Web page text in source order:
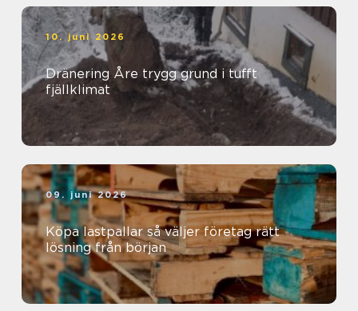
10. juni 2026
Dränering Åre trygg grund i tufft
fjällklimat
09. juni 2026
Köpa lastpallar så väljer företag rätt
lösning från början